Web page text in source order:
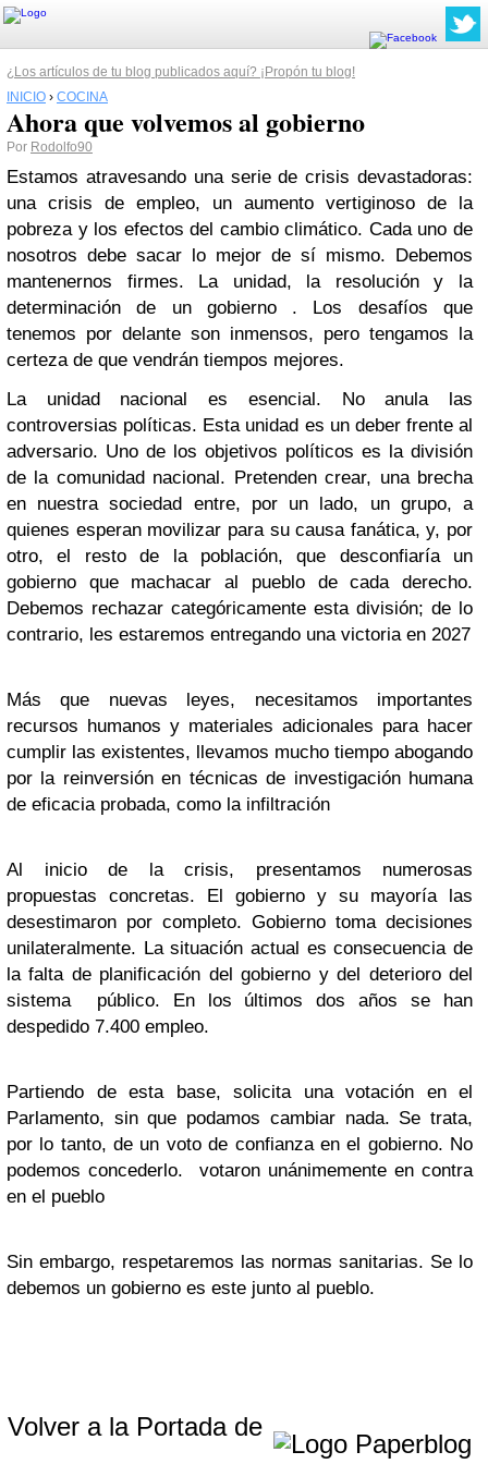
¿Los artículos de tu blog publicados aquí? ¡Propón tu blog!
INICIO › COCINA
Ahora que volvemos al gobierno
Por Rodolfo90
Estamos atravesando una serie de crisis devastadoras:
una crisis de empleo, un aumento vertiginoso de la
pobreza y los efectos del cambio climático. Cada uno de
nosotros debe sacar lo mejor de sí mismo. Debemos
mantenernos firmes. La unidad, la resolución y la
determinación de un gobierno . Los desafíos que
tenemos por delante son inmensos, pero tengamos la
certeza de que vendrán tiempos mejores.
La unidad nacional es esencial. No anula las
controversias políticas. Esta unidad es un deber frente al
adversario. Uno de los objetivos políticos es la división
de la comunidad nacional. Pretenden crear, una brecha
en nuestra sociedad entre, por un lado, un grupo, a
quienes esperan movilizar para su causa fanática, y, por
otro, el resto de la población, que desconfiaría un
gobierno que machacar al pueblo de cada derecho.
Debemos rechazar categóricamente esta división; de lo
contrario, les estaremos entregando una victoria en 2027
Más que nuevas leyes, necesitamos importantes
recursos humanos y materiales adicionales para hacer
cumplir las existentes, llevamos mucho tiempo abogando
por la reinversión en técnicas de investigación humana
de eficacia probada, como la infiltración
Al inicio de la crisis, presentamos numerosas
propuestas concretas. El gobierno y su mayoría las
desestimaron por completo. Gobierno toma decisiones
unilateralmente. La situación actual es consecuencia de
la falta de planificación del gobierno y del deterioro del
sistema público. En los últimos dos años se han
despedido 7.400 empleo.
Partiendo de esta base, solicita una votación en el
Parlamento, sin que podamos cambiar nada. Se trata,
por lo tanto, de un voto de confianza en el gobierno. No
podemos concederlo. votaron unánimemente en contra
en el pueblo
Sin embargo, respetaremos las normas sanitarias. Se lo
debemos un gobierno es este junto al pueblo.
Volver a la Portada de